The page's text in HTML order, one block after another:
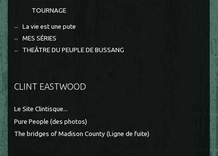
TOURNAGE
La vie est une pute
MES SÉRIES
THEÂTRE DU PEUPLE DE BUSSANG
CLINT EASTWOOD
Le Site Clintisque...
Pure People (des photos)
The bridges of Madison County (Ligne de fuite)